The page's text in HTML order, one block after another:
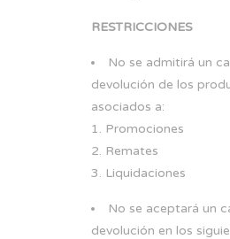
RESTRICCIONES
No se admitirá un
devolución de los
asociados a:
Promociones
Remates
Liquidaciones
No se aceptará un
devolución en los